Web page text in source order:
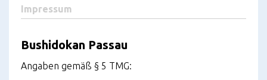
Impressum
Bushidokan Passau
Angaben gemäß § 5 TMG: